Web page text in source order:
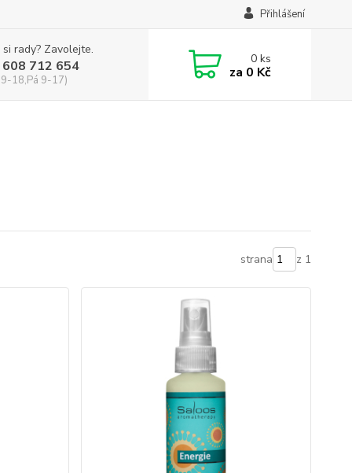
Přihlášení
rady? Zavolejte.
712 654
18,Pá 9-17)
0ks
za 0 Kč
strana z 1